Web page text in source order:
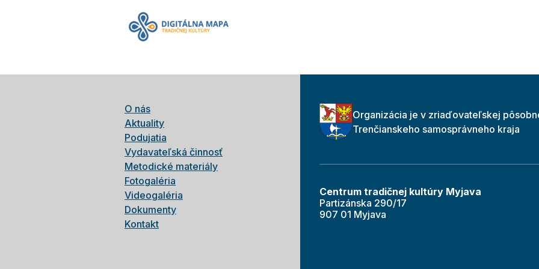
O nás
Aktuality
Podujatia
Vydavateľská činnosť
Metodické materiály
Fotogaléria
Videogaléria
Dokumenty
Kontakt
Organizácia je v zriaďovateľskej
Trenčianskeho samosprávneho kraja
Centrum tradičnej kultúry Myjava
Partizánska 290/17
907 01 Myjava